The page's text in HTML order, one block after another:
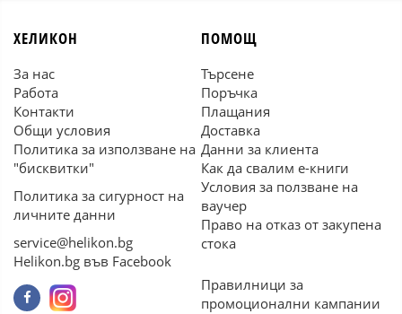
ХЕЛИКОН
За нас
Работа
Контакти
Общи условия
Политика за използване на
"бисквитки"
Политика за сигурност на
личните данни
service@helikon.bg
Helikon.bg във Facebook
ПОМОЩ
Търсене
Поръчка
Плащания
Доставка
Данни за клиента
Как да свалим е-книги
Условия за ползване на
ваучер
Право на отказ от закупена
стока
Правилници за
промоционални кампании